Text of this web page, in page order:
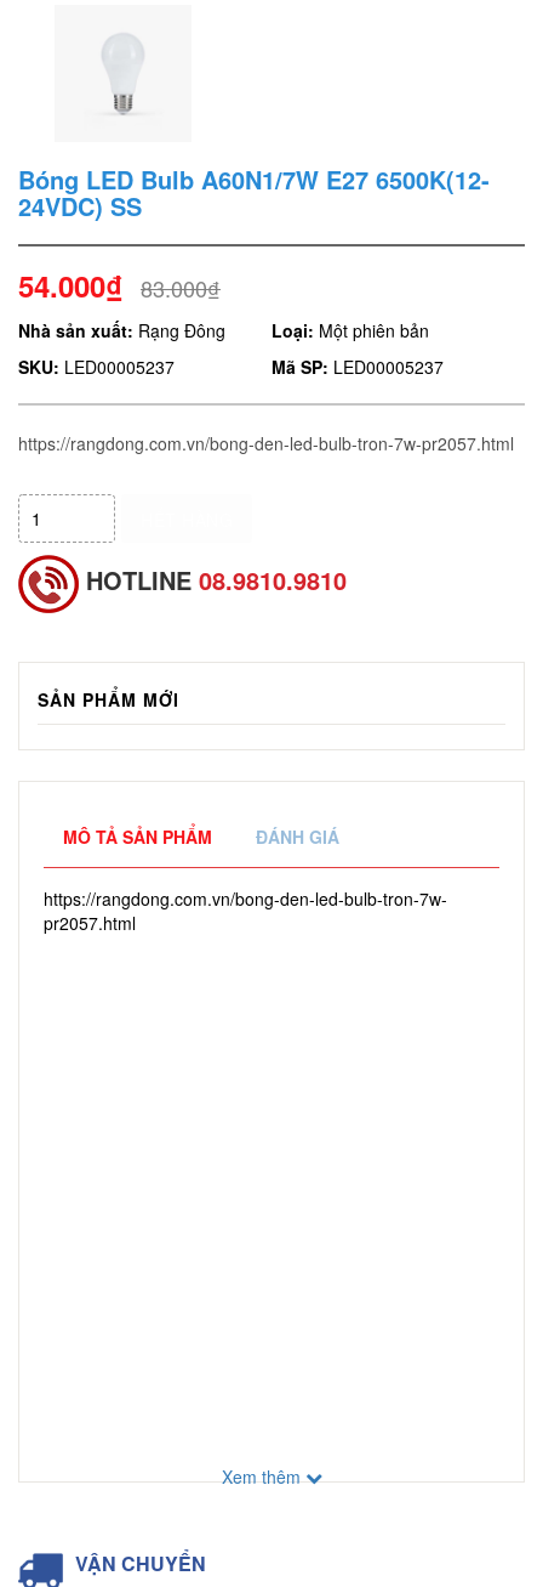
Bóng LED Bulb A60N1/7W E27 6500K(12-
24VDC) SS
54.000₫ 83.000₫
Nhà sản xuất: Rạng Đông Loại: Một phiên bản
SKU: LED00005237 Mã SP: LED00005237
https://rangdong.com.vn/bong-den-led-bulb-tron-7w-pr2057.html
HOTLINE 08.9810.9810
SẢN PHẨM MỚI
MÔ TẢ SẢN PHẨM ĐÁNH GIÁ
https://rangdong.com.vn/bong-den-led-bulb-tron-7w-
pr2057.html
Xem thêm
VẬN CHUYỂN